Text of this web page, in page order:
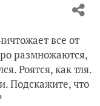
все от
размножаются,
Роятся, как тля.
Подскажите, что